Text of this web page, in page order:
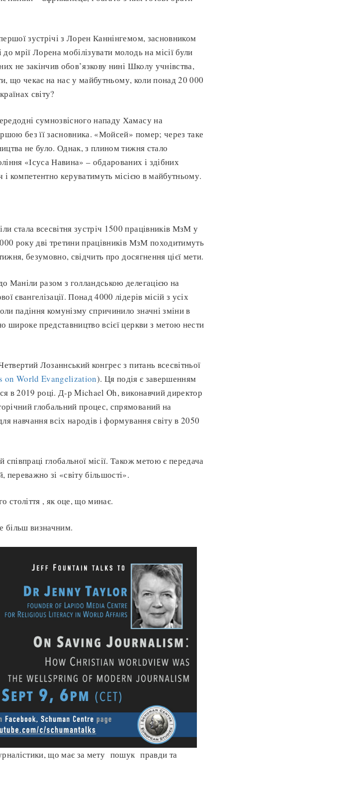
зустрічі з Лорен Каннінгемом, засновником
мрії Лорена мобілізувати молодь на місії були
не закінчив обов’язкову нині Школу учнівства,
що чекає на нас у майбутньому, коли понад 20 000
світу?
сумнозвісного нападу Хамасу на
без її засновника. «Мойсей» помер; через таке
не було. Однак, з плином тижня стало
«Ісуса Навина» – обдарованих і здібних
і компетентно керуватимуть місією в майбутньому.
стала всесвітня зустріч 1500 працівників МзМ у
року дві третини працівників МзМ походитимуть
безумовно, свідчить про досягнення цієї мети.
Маніли разом з голландською делегацією на
євангелізації. Понад 4000 лідерів місій з усіх
падіння комунізму спричинило значні зміни в
широке представництво всієї церкви з метою нести
Лозаннський конгрес з питань всесвітньої
on World Evangelization). Ця подія є завершенням
в 2019 році. Д-р Michael Oh, виконавчий директор
глобальний процес, спрямований на
навчання всіх народів і формування світу в 2050
глобальної місії. Також метою є передача
переважно зі «світу більшості».
століття , як оце, що минає.
більш визначним.
що має за мету пошук правди та